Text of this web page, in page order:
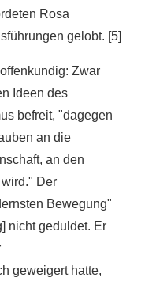
Rosa
gelobt. [5]
Zwar
Ideen des
befreit, "dagegen
an die
an den
Der
Bewegung"
nicht geduldet. Er
geweigert hatte,